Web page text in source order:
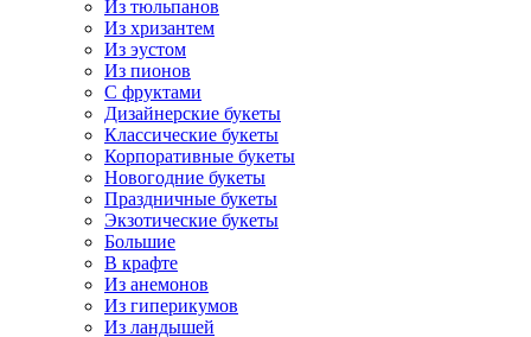
Из тюльпанов
Из хризантем
Из эустом
Из пионов
С фруктами
Дизайнерские букеты
Классические букеты
Корпоративные букеты
Новогодние букеты
Праздничные букеты
Экзотические букеты
Большие
В крафте
Из анемонов
Из гиперикумов
Из ландышей